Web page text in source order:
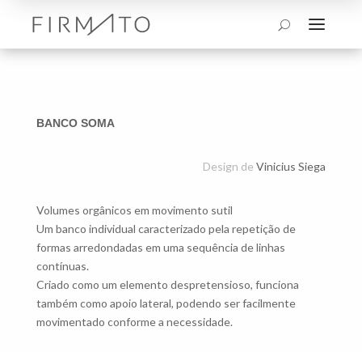
U a
BANCO SOMA
Design deVinicius Siega
Volumes orgânicos em movimento sutil
Um banco individual caracterizado pela repetição de
formas arredondadas em uma sequência de linhas
contínuas.
Criado como um elemento despretensioso, funciona
também como apoio lateral, podendo ser facilmente
movimentado conforme a necessidade.